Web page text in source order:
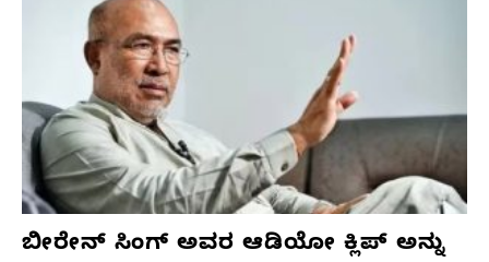
ಬೀರೇನ್ ಸಿಂಗ್ ಅವರ ಆಡಿಯೋ ಕ್ಲಿಪ್ ಅನ್ನು